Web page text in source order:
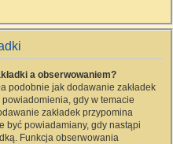
a obserwowaniem?
podobnie jak dodawanie zakładek
gdy w temacie
zakładek przypomina
być powiadamiany, gdy nastąpi
Funkcja obserwowania